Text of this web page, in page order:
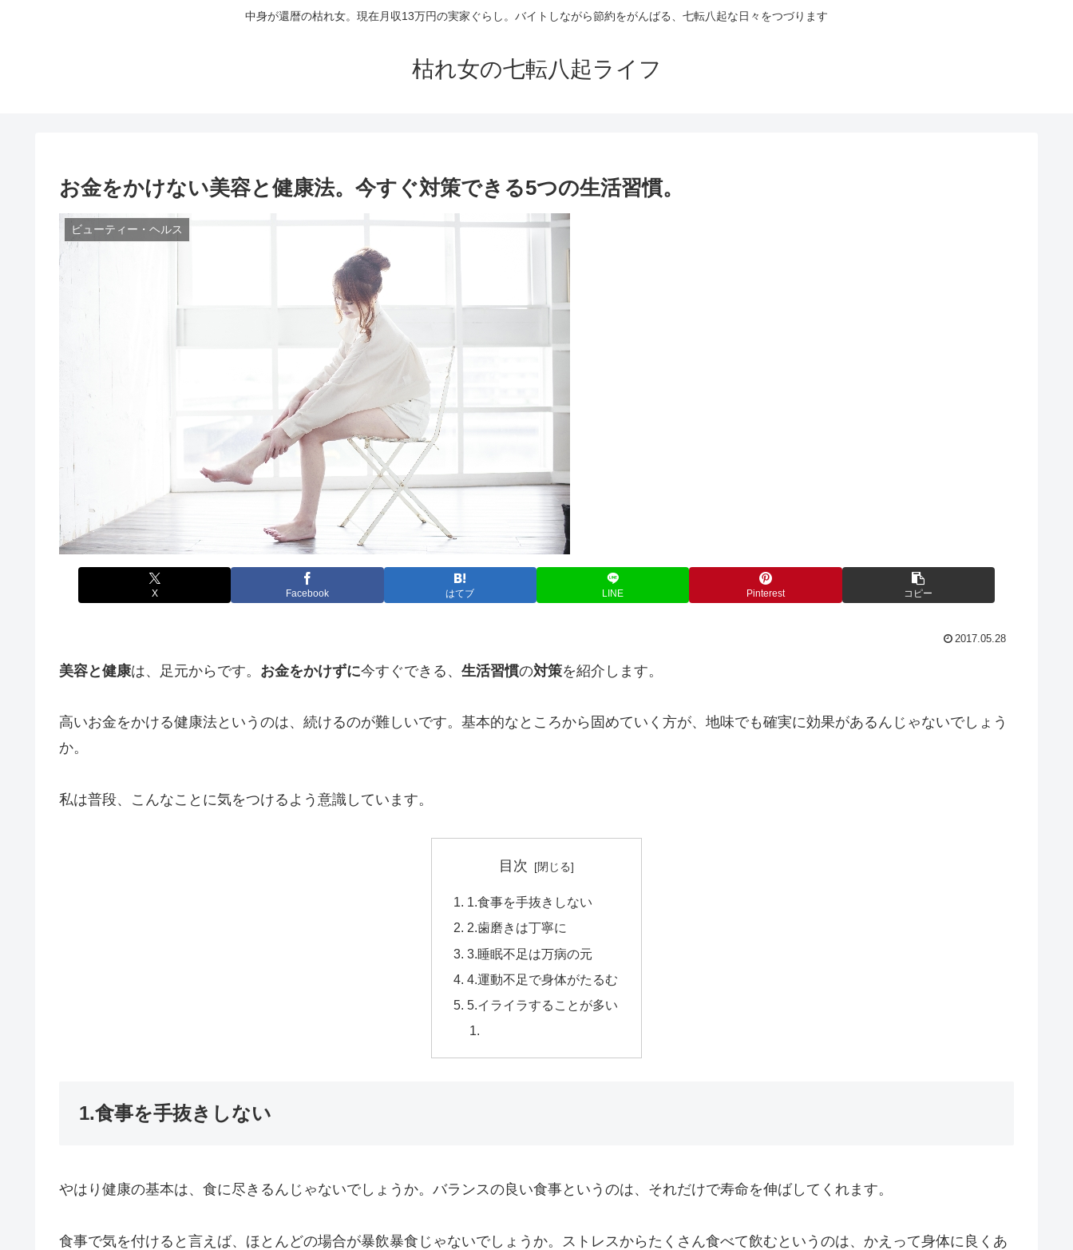
中身が還暦の枯れ女。現在月収13万円の実家ぐらし。バイトしながら節約をがんばる、七転八起な日々をつづります
枯れ女の七転八起ライフ
お金をかけない美容と健康法。今すぐ対策できる5つの生活習慣。
ビューティー・ヘルス
X Facebook はてブ LINE Pinterest コピー
2017.05.28
美容と健康は、足元からです。 お金をかけずに今すぐできる、 生活習慣の対策を紹介します。
高いお金をかける健康法というのは、続けるのが難しいです。基本的なところから固めていく方が、地味でも確実に効果があるんじゃないでしょう
か。
私は普段、こんなことに気をつけるよう意識しています。
目次
1.食事を手抜きしない
2.歯磨きは丁寧に
3.睡眠不足は万病の元
4.運動不足で身体がたるむ
5.イライラすることが多い
1.食事を手抜きしない
やはり健康の基本は、食に尽きるんじゃないでしょうか。バランスの良い食事というのは、それだけで寿命を伸ばしてくれます。
食事で気を付けると言えば、ほとんどの場合が暴飲暴食じゃないでしょうか。ストレスからたくさん食べて飲むというのは、かえって身体に良くあ